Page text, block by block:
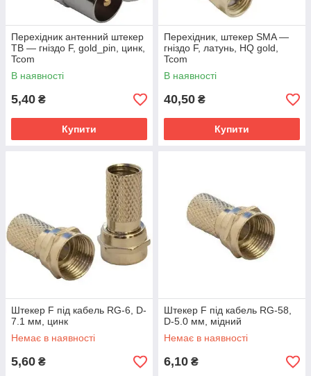
Перехідник антенний штекер
ТВ — гніздо F, gold_pin, цинк,
Tcom
В наявності
5,40 ₴
Купити
Перехідник, штекер SMA —
гніздо F, латунь, HQ gold,
Tcom
В наявності
40,50 ₴
Купити
Штекер F під кабель RG-6, D-
7.1 мм, цинк
Немає в наявності
5,60 ₴
Штекер F під кабель RG-58,
D-5.0 мм, мідний
Немає в наявності
6,10 ₴